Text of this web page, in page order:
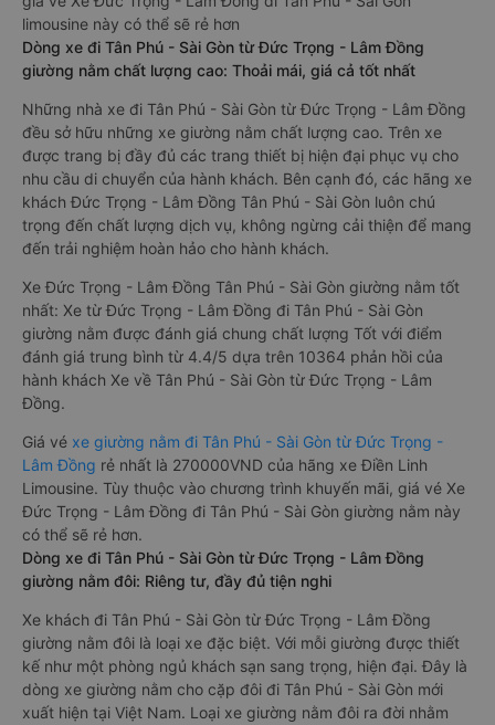
limousine này có thể sẽ rẻ hơn
Dòng xe đi Tân Phú - Sài Gòn từ Đức Trọng - Lâm Đồng
giường nằm chất lượng cao: Thoải mái, giá cả tốt nhất
Những nhà xe đi Tân Phú - Sài Gòn từ Đức Trọng - Lâm Đồng
đều sở hữu những xe giường nằm chất lượng cao. Trên xe
được trang bị đầy đủ các trang thiết bị hiện đại phục vụ cho
nhu cầu di chuyển của hành khách. Bên cạnh đó, các hãng xe
khách Đức Trọng - Lâm Đồng Tân Phú - Sài Gòn luôn chú
trọng đến chất lượng dịch vụ, không ngừng cải thiện để mang
đến trải nghiệm hoàn hảo cho hành khách.
Xe Đức Trọng - Lâm Đồng Tân Phú - Sài Gòn giường nằm tốt
nhất: Xe từ Đức Trọng - Lâm Đồng đi Tân Phú - Sài Gòn
giường nằm được đánh giá chung chất lượng Tốt với điểm
đánh giá trung bình từ 4.4/5 dựa trên 10364 phản hồi của
hành khách Xe về Tân Phú - Sài Gòn từ Đức Trọng - Lâm
Đồng.
Giá vé xe giường nằm đi Tân Phú - Sài Gòn từ Đức Trọng -
Lâm Đồng rẻ nhất là 270000VND của hãng xe Điền Linh
Limousine. Tùy thuộc vào chương trình khuyến mãi, giá vé Xe
Đức Trọng - Lâm Đồng đi Tân Phú - Sài Gòn giường nằm này
có thể sẽ rẻ hơn.
Dòng xe đi Tân Phú - Sài Gòn từ Đức Trọng - Lâm Đồng
giường nằm đôi: Riêng tư, đầy đủ tiện nghi
Xe khách đi Tân Phú - Sài Gòn từ Đức Trọng - Lâm Đồng
giường nằm đôi là loại xe đặc biệt. Với mỗi giường được thiết
kế như một phòng ngủ khách sạn sang trọng, hiện đại. Đây là
dòng xe giường nằm cho cặp đôi đi Tân Phú - Sài Gòn mới
xuất hiện tại Việt Nam. Loại xe giường nằm đôi ra đời nhằm